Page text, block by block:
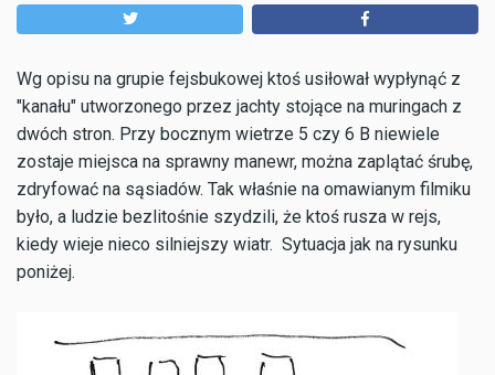
Wg opisu na grupie fejsbukowej ktoś usiłował wypłynąć z
"kanału" utworzonego przez jachty stojące na muringach z
dwóch stron. Przy bocznym wietrze 5 czy 6 B niewiele
zostaje miejsca na sprawny manewr, można zaplątać śrubę,
zdryfować na sąsiadów. Tak właśnie na omawianym filmiku
było, a ludzie bezlitośnie szydzili, że ktoś rusza w rejs,
kiedy wieje nieco silniejszy wiatr. Sytuacja jak na rysunku
poniżej.